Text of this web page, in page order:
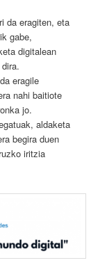
da eragiten, eta
gabe,
digitalean
eragile
nahi baitiote
jo.
aldaketa
begira duen
iritzia